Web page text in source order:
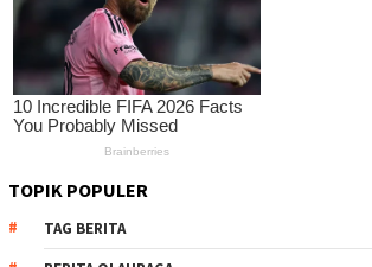
TOPIK POPULER
TAG BERITA